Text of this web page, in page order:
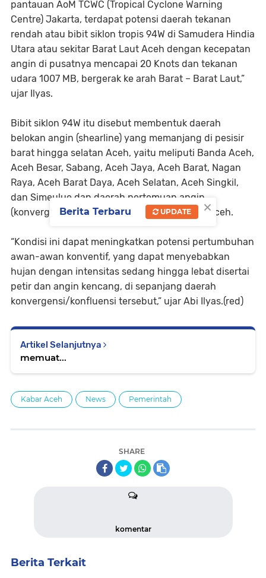
pantauan AoM TCWC (Tropical Cyclone Warning
Centre) Jakarta, terdapat potensi daerah tekanan
rendah atau bibit siklon tropis 94W di Samudera Hindia
Utara atau sekitar Barat Laut Aceh dengan kecepatan
angin di pusatnya mencapai 20 Knots dan tekanan
udara 1007 MB, bergerak ke arah Barat – Barat Laut,”
ujar Ilyas.
Bibit siklon 94W itu disebut membentuk daerah
belokan angin (shearline) yang memanjang di pesisir
barat hingga selatan Aceh, yaitu meliputi Banda Aceh,
Aceh Besar, Sabang, Aceh Jaya, Aceh Barat, Nagan
Raya, Aceh Barat Daya, Aceh Selatan, Aceh Singkil,
dan Simeulue dan daerah pertemuan angin
(konvergensi) di Selat Malaka sebelah Timur Aceh.
“Kondisi ini dapat meningkatkan potensi pertumbuhan
awan-awan konventif, yang dapat menyebabkan
hujan dengan intensitas sedang hingga lebat disertai
petir dan angin kencang, di sepanjang daerah
konvergensi/konfluensi tersebut,” ujar Abi Ilyas.(red)
Artikel Selanjutnya
memuat...
Kabar Aceh News Pemerintah
SHARE
komentar
Berita Terkait
×
Berita Terbaru UPDATE